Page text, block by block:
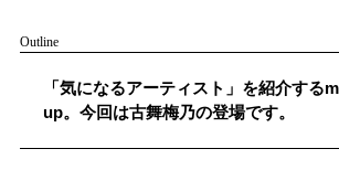
人気ワード
#男性SSW #ポップス #女性SSW
MENU
記事一覧
Outline
「気になるアーティスト」を紹介する
up。今回は古舞梅乃の登場です。